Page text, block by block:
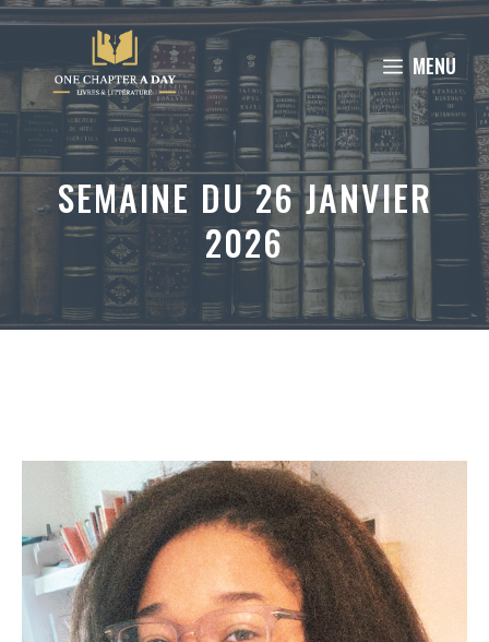
Aller
contenu
MENU
SEMAINE DU 26 JANVIER
2026